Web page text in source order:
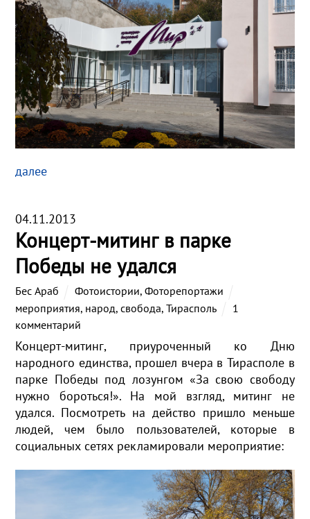
далее
04.11.2013
Концерт-митинг в парке
Победы не удался
Бес Араб Фотоистории,Фоторепортажи
мероприятия, народ,свобода,Тирасполь
1
комментарий
Концерт-митинг, приуроченный ко Дню
народного единства, прошел вчера в Тирасполе в
парке Победы под лозунгом «За свою свободу
нужно бороться!». На мой взгляд, митинг не
удался. Посмотреть на действо пришло меньше
людей, чем было пользователей, которые в
социальных сетях рекламировали мероприятие: